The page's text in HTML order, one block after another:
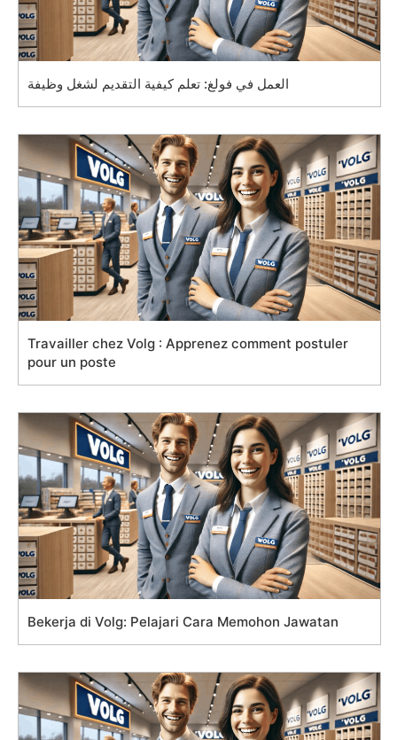
العمل في فولغ: تعلم كيفية التقديم لشغل وظيفة
Travailler chez Volg : Apprenez comment postuler
pour un poste
Bekerja di Volg: Pelajari Cara Memohon Jawatan